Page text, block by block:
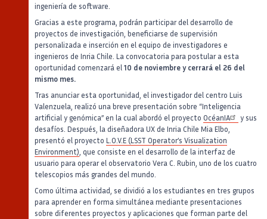
ingeniería de software.
Gracias a este programa, podrán participar del desarrollo de
proyectos de investigación, beneficiarse de supervisión
personalizada e inserción en el equipo de investigadores e
ingenieros de Inria Chile. La convocatoria para postular a esta
oportunidad comenzará el 10 de noviembre y cerrará el 26 del
mismo mes.
Tras anunciar esta oportunidad, el investigador del centro Luis
Valenzuela, realizó una breve presentación sobre “Inteligencia
artificial y genómica” en la cual abordó el proyecto OcéanIA
y sus
desafíos. Después, la diseñadora UX de Inria Chile Mia Elbo,
presentó el proyecto L.O.V.E (LSST Operator’s Visualization
Environment) , que consiste en el desarrollo de la interfaz de
usuario para operar el observatorio Vera C. Rubin, uno de los cuatro
telescopios más grandes del mundo.
Como última actividad, se dividió a los estudiantes en tres grupos
para aprender en forma simultánea mediante presentaciones
sobre diferentes proyectos y aplicaciones que forman parte del